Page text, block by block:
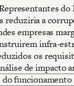
reduziria a
empresas
infra-
os
de impacto
funcionamento